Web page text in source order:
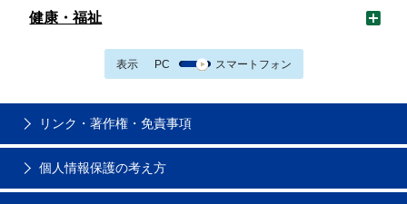
健康・福祉
表示 PC スマートフォン
リンク・著作権・免責事項
個人情報保護の考え方